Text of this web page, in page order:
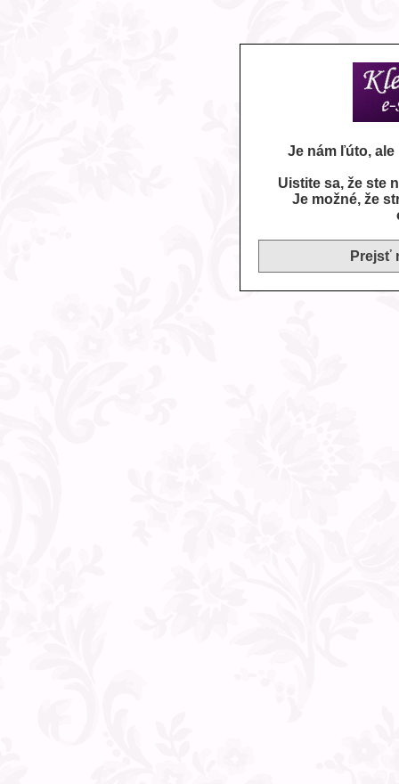
Je nám ľúto,
Uistite sa, že ste
Je možné, že
Prejsť